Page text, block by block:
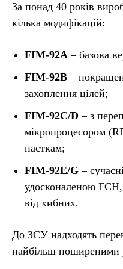
За понад 40 років
кілька модифікацій:
FIM-92A – базова
FIM-92B –
захоплення цілей;
FIM-92C/D – з
мікропроцесором
пасткам;
FIM-92E/G –
удосконаленою ГСН,
від хибних.
До ЗСУ надходять
найбільш поширеними